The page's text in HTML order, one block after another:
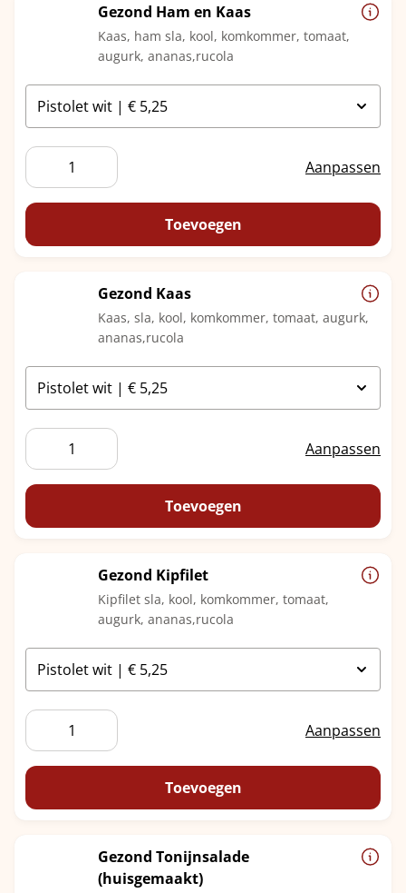
Gezond Ham en Kaas
Kaas, ham sla, kool, komkommer, tomaat,
augurk, ananas,rucola
Gezond
Ham
en
aantal
Aanpassen
Toevoegen
Gezond Kaas
Kaas, sla, kool, komkommer, tomaat, augurk,
ananas,rucola
Gezond
Kaas
aantal
Aanpassen
Toevoegen
Gezond Kipfilet
Kipfilet sla, kool, komkommer, tomaat,
augurk, ananas,rucola
Gezond
Kipfilet
aantal
Aanpassen
Toevoegen
Gezond Tonijnsalade
(huisgemaakt)